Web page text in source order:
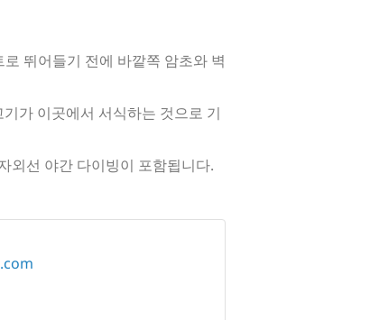
뛰어들기 전에 바깥쪽 암초와 벽
가 이곳에서 서식하는 것으로 기
외선 야간 다이빙이 포함됩니다.